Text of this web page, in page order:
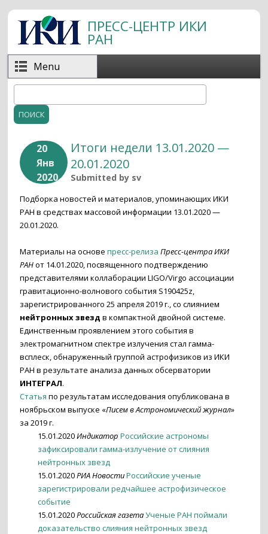
Перейти к основному содержанию
ПРЕСС-ЦЕНТР ИКИ
РАН
Menu
Форма поиска
20
Янв
2020
Итоги недели 13.01.2020 —
20.01.2020
Submitted by sv
Подборка новостей и материалов, упоминающих ИКИ
РАН в средствах массовой информации 13.01.2020 —
20.01.2020.
Материалы на основепресс-релиза Пресс-центра ИКИ
РАНот 14.01.2020, посвященного подтверждению
представителями коллаборации LIGO/Virgo ассоциации
гравитационно-волнового события S190425z,
зарегистрированного 25 апреля 2019 г., со слиянием
нейтронных звезд в компактной двойной системе.
Единственным проявлением этого события в
электромагнитном спектре излучения стал гамма-
всплеск, обнаруженный группой астрофизиков из ИКИ
РАН в результате анализа данных обсерватории
ИНТЕГРАЛ.
Статья по результатам исследования опубликована в
ноябрьском выпуске «Писем в Астрономический журнал»
за 2019 г.
15.01.2020Индикатор Российские астрономы
зафиксировали гамма-излучение от слияния
нейтронных звезд
15.01.2020РИА НовостиРоссийские ученые
зарегистрировали редчайшее астрофизическое
событие
15.01.2020Российская газетаУченые РАН поймали
доказательство слияния нейтронных звезд